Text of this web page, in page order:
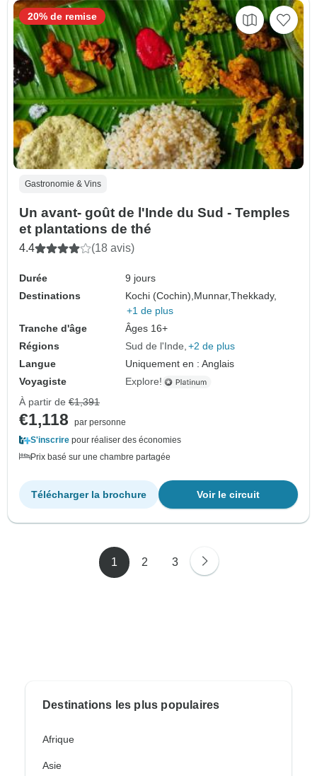
Gastronomie & Vins
Un avant- goût de l'Inde du Sud - Temples
et plantations de thé
4.4 (18 avis)
Durée
9 jours
Destinations
Kochi (Cochin),Munnar,Thekkady,
+1 de plus
Tranche d'âge
Âges 16+
Régions
Sud de l'Inde +2 de plus
Langue
Uniquement en : Anglais
Voyagiste
Explore!
20% de remise
À partir de €1,391
€1,118
par personne
S'inscrire pour réaliser des économies
Prix basé sur une chambre partagée
Voir le circuit
Télécharger la brochure
1 2 3
Destinations les plus populaires
Afrique
Asie